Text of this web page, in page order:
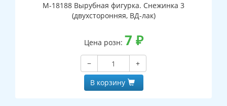
М-18188 Вырубная фигурка. Снежинка 3
(двухсторонняя, ВД-лак)
Цена розн: 7 ₽
−
+
В корзину